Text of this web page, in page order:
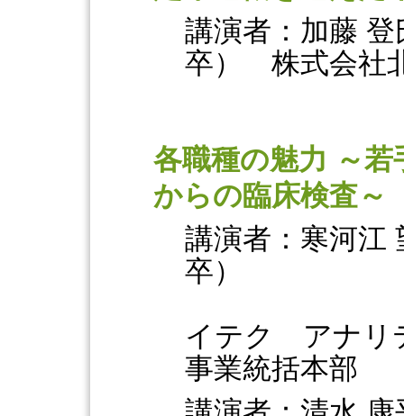
講演者：加藤
卒） 株式会社
各職種の魅力 ～
からの臨床検査～
講演者：寒河江
卒）
イテク アナリ
事業統括本部